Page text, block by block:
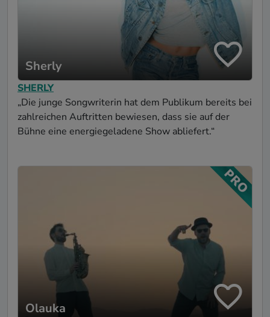
Sherly
SHERLY
„Die junge Songwriterin hat dem Publikum bereits bei
zahlreichen Auftritten bewiesen, dass sie auf der
Bühne eine energiegeladene Show abliefert.“
Olauka